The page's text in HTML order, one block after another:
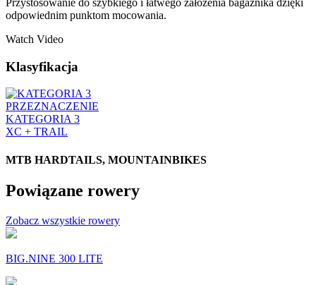
odpowiednim punktom mocowania.
Watch Video
Klasyfikacja
PRZEZNACZENIE
KATEGORIA 3
XC + TRAIL
MTB HARDTAILS, MOUNTAINBIKES
Powiązane rowery
Zobacz wszystkie rowery
BIG.NINE 300 LITE